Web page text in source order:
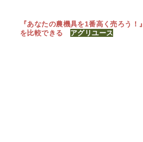
『あなたの農機具を1番高く売ろう！』
を比較できる アグリユース